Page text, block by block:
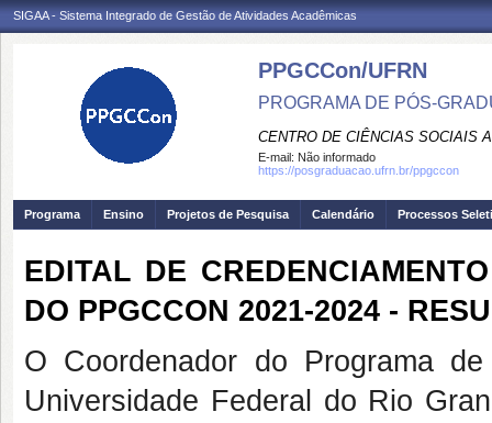
SIGAA - Sistema Integrado de Gestão de Atividades Acadêmicas
PPGCCon/UFRN
PROGRAMA DE PÓS-
CENTRO DE CIÊNCIAS SOCIAIS
E-mail: Não informado
https://posgraduacao.ufrn.br/ppgccon
Programa Ensino Projetos de Pesquisa Calendário Processos
EDITAL DE
DO PPGCCON 2021-2024 -
O Coordenador do Programa
Universidade Federal do Rio